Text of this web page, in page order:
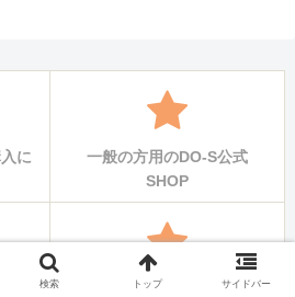
に
一般の方用のDO-S公式
SHOP
美 理美容師限定業務用販売ショ
検索 トップ サイドバー